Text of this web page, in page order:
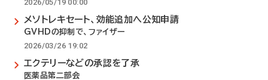
2026/05/19 00:00
メソトレキセート、効能追加へ公知申請
GVHDの抑制で、ファイザー
2026/03/26 19:02
エクテリーなどの承認を了承
医薬品第二部会